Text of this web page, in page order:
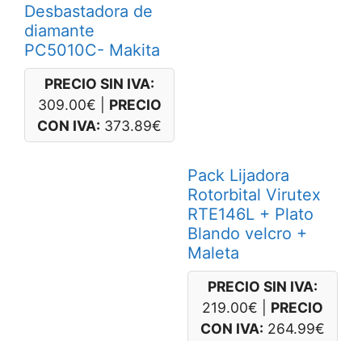
Desbastadora de
diamante
PC5010C- Makita
PRECIO SIN IVA:
309.00€
PRECIO
CON IVA: 373.89€
Pack Lijadora
Rotorbital Virutex
RTE146L + Plato
Blando velcro +
Maleta
PRECIO SIN IVA:
219.00€
PRECIO
CON IVA: 264.99€